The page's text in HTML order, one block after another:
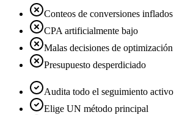
Conteos de conversiones inflados
CPA artificialmente bajo
Malas decisiones de optimización
Presupuesto desperdiciado
Audita todo el seguimiento activo
Elige UN método principal